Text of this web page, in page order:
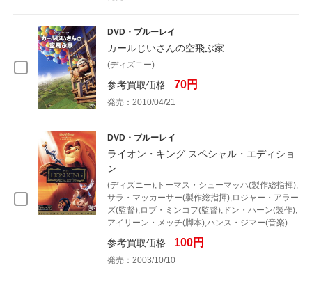
DVD・ブルーレイ
カールじいさんの空飛ぶ家
(ディズニー)
参考買取価格 70円
発売：2010/04/21
DVD・ブルーレイ
ライオン・キング スペシャル・エディショ
ン
(ディズニー),トーマス・シューマッハ(製作総指揮),
サラ・マッカーサー(製作総指揮),ロジャー・アラー
ズ(監督),ロブ・ミンコフ(監督),ドン・ハーン(製作),
アイリーン・メッチ(脚本),ハンス・ジマー(音楽)
参考買取価格 100円
発売：2003/10/10